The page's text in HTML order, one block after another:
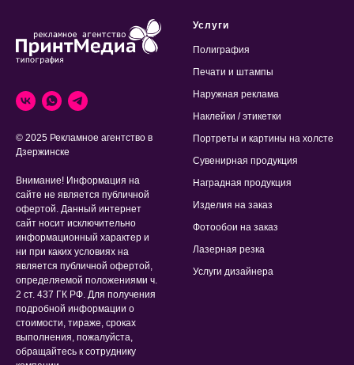
© 2025 Рекламное агентство в
Дзержинске
Внимание! Информация на
сайте не является публичной
офертой. Данный интернет
сайт носит исключительно
информационный характер и
ни при каких условиях на
является публичной офертой,
определяемой положениями ч.
2 ст. 437 ГК РФ. Для получения
подробной информации о
стоимости, тираже, сроках
выполнения, пожалуйста,
обращайтесь к сотруднику
Услуги
Полиграфия
Печати и штампы
Наружная реклама
Наклейки / этикетки
Портреты и картины на холсте
Сувенирная продукция
Наградная продукция
Изделия на заказ
Фотообои на заказ
Лазерная резка
Услуги дизайнера